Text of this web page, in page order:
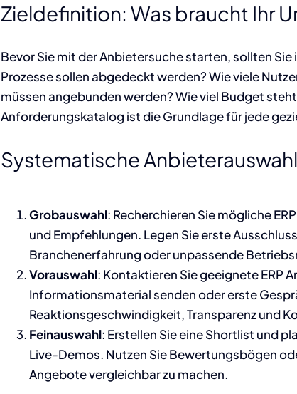
Zieldefinition: Was braucht Ihr
Bevor Sie mit der Anbietersuche starten, sollten
Prozesse sollen abgedeckt werden? Wie viele
müssen angebunden werden? Wie viel Budget
Anforderungskatalog ist die Grundlage für jede
Systematische
Grobauswahl: Recherchieren Sie mögliche
und Empfehlungen. Legen Sie erste
Branchenerfahrung oder unpassende
Vorauswahl: Kontaktieren Sie geeignete ERP
Informationsmaterial senden oder erste
Reaktionsgeschwindigkeit, Transparenz und
Feinauswahl: Erstellen Sie eine Shortlist und
Live-Demos. Nutzen Sie Bewertungsbögen
Angebote vergleichbar zu machen.